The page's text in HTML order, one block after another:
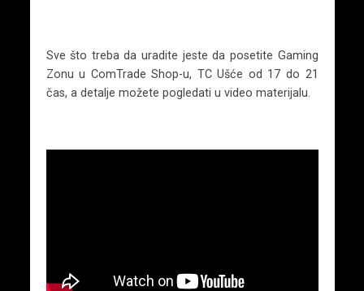
Sve što treba da uradite jeste da posetite Gaming
Zonu u ComTrade Shop-u, TC Ušće od 17 do 21
čas, a detalje možete pogledati u video materijalu.